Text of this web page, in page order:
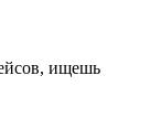
ищешь